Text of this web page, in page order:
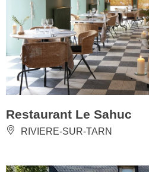
Restaurant Le Sahuc
RIVIERE-SUR-TARN